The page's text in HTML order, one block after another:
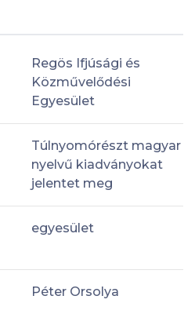
Regös Ifjúsági és
Közművelődési
Egyesület
Túlnyomórészt magyar
nyelvű kiadványokat
jelentet meg
egyesület
Péter Orsolya